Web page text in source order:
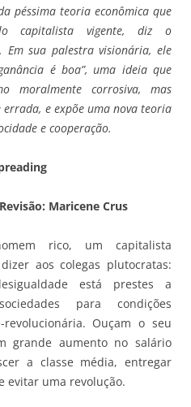
péssima teoria econômica que
capitalista vigente, diz o
Em sua palestra visionária, ele
é boa”, uma ideia que
moralmente corrosiva, mas
e expõe uma nova teoria
e cooperação.
Maricene Crus
rico, um capitalista
aos colegas plutocratas:
está prestes a
para condições
Ouçam o seu
grande aumento no salário
a classe média, entregar
evitar uma revolução.